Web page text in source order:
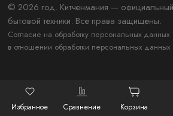
© 2026 год. Китченмания — официальный
бытовой техники. Все права защищены.
Согласие на обработку персональных
в отношении обработки персональных данных
Избранное Сравнение Корзина